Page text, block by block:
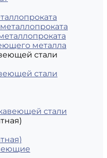
металла
стали
стали
стали